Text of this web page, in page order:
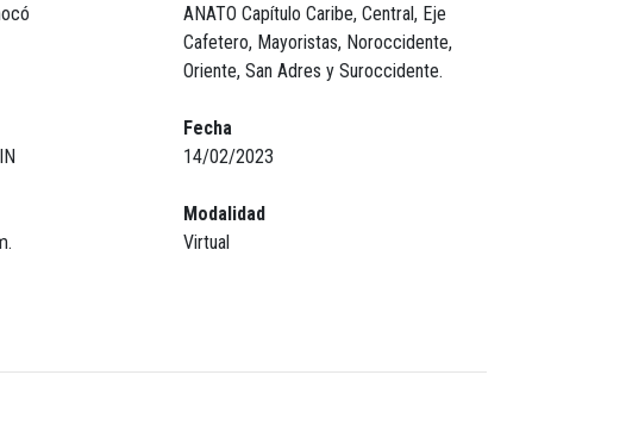
ANATO Capítulo Caribe, Central, Eje
Cafetero, Mayoristas, Noroccidente,
Oriente, San Adres y Suroccidente.
Fecha
14/02/2023
Modalidad
Virtual